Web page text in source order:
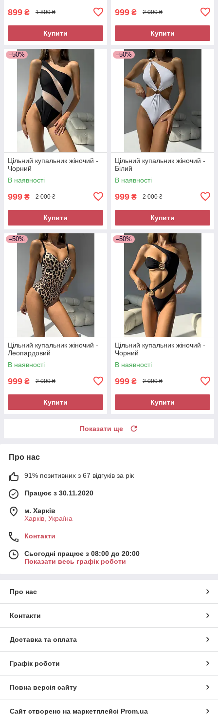
899 ₴ 1 800 ₴
Купити
999 ₴ 2 000 ₴
Купити
–50%
Цільний купальник жіночий -
Чорний
В наявності
999 ₴ 2 000 ₴
Купити
–50%
Цільний купальник жіночий -
Білий
В наявності
999 ₴ 2 000 ₴
Купити
–50%
Цільний купальник жіночий -
Леопардовий
В наявності
999 ₴ 2 000 ₴
Купити
–50%
Цільний купальник жіночий -
Чорний
В наявності
999 ₴ 2 000 ₴
Купити
Показати ще
Про нас
91% позитивних з 67 відгуків за рік
Працює з 30.11.2020
м. Харків
Харків, Україна
Контакти
Сьогодні працює з 08:00 до 20:00
Показати весь графік роботи
Про нас
Контакти
Доставка та оплата
Графік роботи
Повна версія сайту
Сайт створено на маркетплейсі Prom.ua